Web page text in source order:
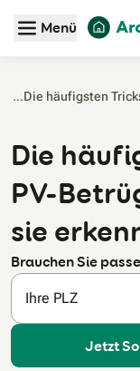
Menü
/ Die häufigsten
Die
PV-
sie
Brauchen Sie
Ihre PLZ
Jetzt